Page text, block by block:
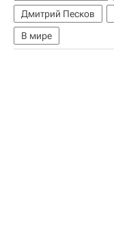
Дмитрий Песков
В мире